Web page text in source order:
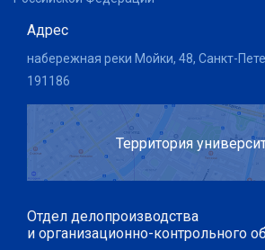
Адрес
набережная реки Мойки, 48, Санкт-
191186
Территория
Отдел делопроизводства
и организационно-контрольного